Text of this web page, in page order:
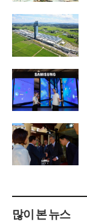
많이 본 뉴스